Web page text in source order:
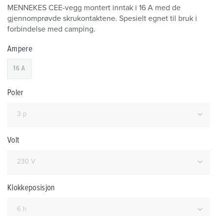
MENNEKES CEE-vegg montert inntak i 16 A med de
gjennomprøvde skrukontaktene. Spesielt egnet til bruk i
forbindelse med camping.
Ampere
16 A
Poler
Volt
Klokkeposisjon